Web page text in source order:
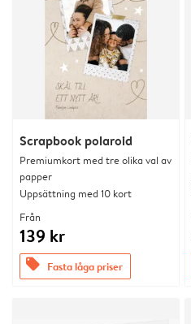
Scrapbook polaroid
Premiumkort med tre olika val av
papper
Uppsättning med 10 kort
Från
139 kr
offers Fasta låga priser